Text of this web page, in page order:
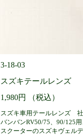
3-18-03
スズキテールレンズ
1,980円 （税込）
スズキ車用テールレンズ
バンバンRV50/75、90/125
スクーターのスズキヴェルデ